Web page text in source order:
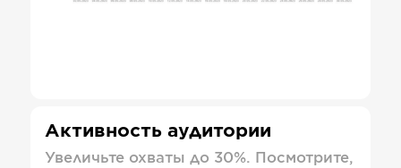
Активность аудитории
Увеличьте охваты до 30%. Посмотрите,